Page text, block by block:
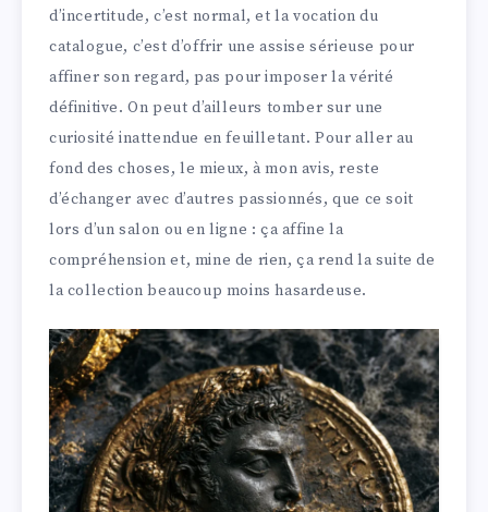
d’incertitude, c’est normal, et la vocation du
catalogue, c’est d’offrir une assise sérieuse pour
affiner son regard, pas pour imposer la vérité
définitive. On peut d’ailleurs tomber sur une
curiosité inattendue en feuilletant. Pour aller au
fond des choses, le mieux, à mon avis, reste
d’échanger avec d’autres passionnés, que ce soit
lors d’un salon ou en ligne : ça affine la
compréhension et, mine de rien, ça rend la suite de
la collection beaucoup moins hasardeuse.